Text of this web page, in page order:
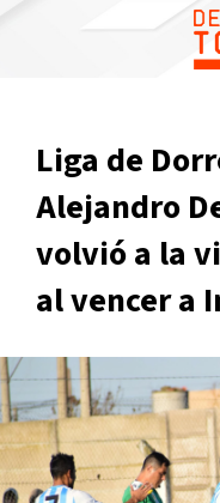
Liga de
Alejandro
volvió a la
al vencer a